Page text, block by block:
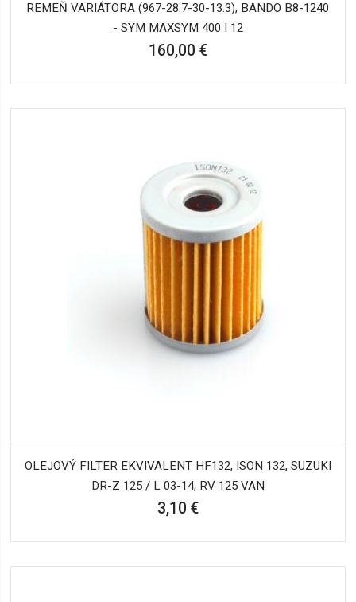
REMEŇ VARIÁTORA (967-28.7-30-13.3), BANDO B8-1240
- SYM MAXSYM 400 I 12
160,00 €
OLEJOVÝ FILTER EKVIVALENT HF132, ISON 132, SUZUKI
DR-Z 125 / L 03-14, RV 125 VAN
3,10 €